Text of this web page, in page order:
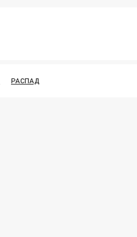
РАСПАД